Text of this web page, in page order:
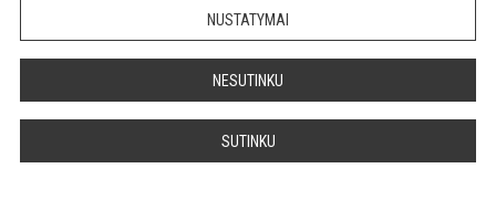
NUSTATYMAI
NESUTINKU
SUTINKU